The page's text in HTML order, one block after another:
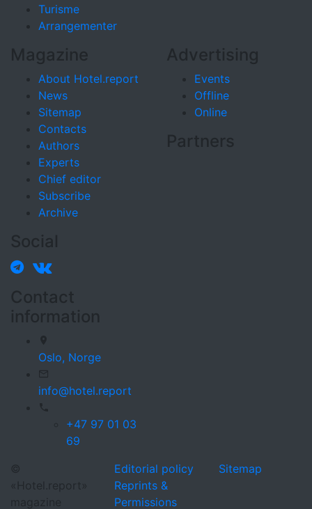
Turisme
Arrangementer
Magazine
About Hotel.report
News
Sitemap
Contacts
Authors
Experts
Chief editor
Subscribe
Archive
Advertising
Events
Offline
Online
Partners
Social
Contact
information
Oslo, Norge
info@hotel.report
+47 97 01 03
69
©
«Hotel.report»
magazine
Editorial policy
Reprints &
Permissions
Sitemap